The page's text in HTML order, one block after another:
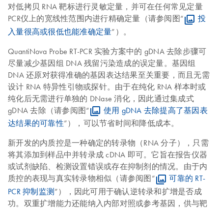
对低拷贝 RNA 靶标进行灵敏定量，并可在任何常见定量
PCR仪上的宽线性范围内进行精确定量（请参阅图“
投
入量很高或很低也能准确定量”）。
QuantiNova Probe RT-PCR 实验方案中的 gDNA 去除步骤可
尽量减少基因组 DNA 残留污染造成的误定量。基因组
DNA 还原对获得准确的基因表达结果至关重要，而且无需
设计 RNA 特异性引物或探针。由于在纯化 RNA 样本时或
纯化后无需进行单独的 DNase 消化，因此通过集成式
gDNA 去除（请参阅图“
使用 gDNA 去除提高了基因表
达结果的可靠性”），可以节省时间和降低成本。
新开发的内质控是一种确定的转录物（RNA 分子），只需
将其添加到样品中并转录成 cDNA 即可。它旨在报告仪器
或试剂缺陷、检测设置错误或存在抑制剂的情况。由于内
质控的表现与真实转录物相似（请参阅图“
可靠的 RT-
PCR 抑制监测”），因此可用于确认逆转录和扩增是否成
功。双重扩增能力还能纳入内部对照或参考基因，供与靶